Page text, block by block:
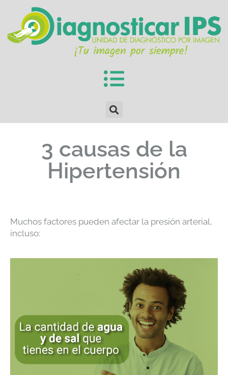
3 causas de la
Hipertensión
Muchos factores pueden afectar la presión arterial,
incluso: